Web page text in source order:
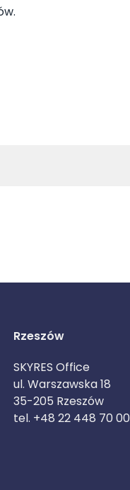
Rzeszów
SKYRES Office
ul. Warszawska 18
35-205 Rzeszów
tel. +48 22 448 70 00